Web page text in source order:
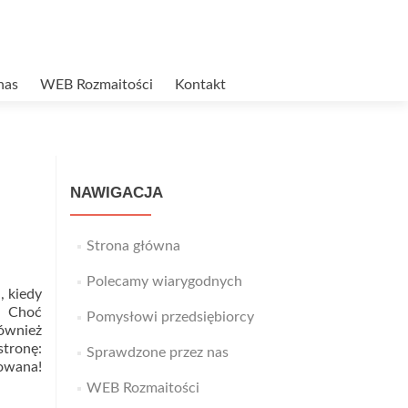
WEB Rozmaitości Kontakt
kiedy
Choć
NAWIGACJA
Strona główna
Polecamy wiarygodnych
Pomysłowi przedsiębiorcy
Sprawdzone przez nas
WEB Rozmaitości